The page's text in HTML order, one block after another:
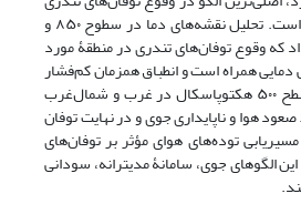
غرب و شمال‌غرب ایران است. تحلیل نقشه‌های دما در سطوح ۸۵۰ و
که وقوع توفان‌های تندری در منطقۀ مورد
دمایی همراه است و انطباق همزمان کم‌فشار
سطحی و واگرایی بالایی سطح ۵۰۰ هکتوپاسکال در غرب و شمال‌غرب
هوا و ناپایداری جوی و در نهایت توفان
توده‌های هوای مؤثر بر توفان‌های
الگوهای جوی، سامانۀ مدیترانه، سودانی